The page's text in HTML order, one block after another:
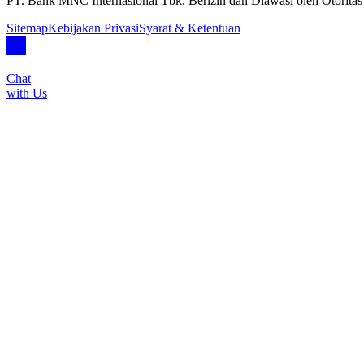
SitemapKebijakan PrivasiSyarat & Ketentuan
Chat
with Us